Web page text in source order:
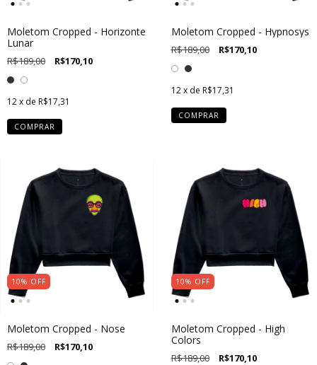
Moletom Cropped - Horizonte
Lunar
R$189,00 R$170,10
12x de R$17,31
COMPRAR
Moletom Cropped - Hypnosys
R$189,00 R$170,10
12 x de R$17,31
COMPRAR
10% OFF
Moletom Cropped - Nose
R$189,00 R$170,10
10% OFF
Moletom Cropped - High
Colors
R$189,00 R$170,10